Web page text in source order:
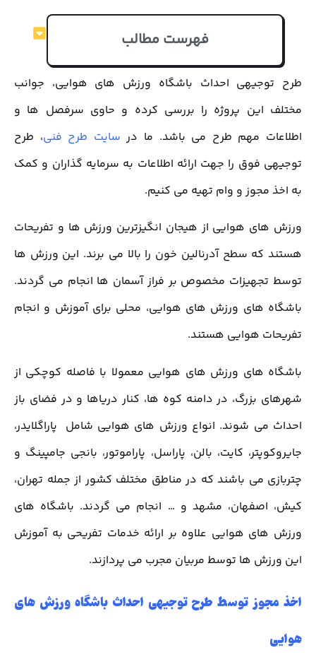
فهرست مطالب
طرح توجیهی احداث باشگاه ورزش های هوایی، جوانب
مختلف این پروژه را بررسی کرده و حاوی سرفصل ها و
اطلاعات مهم طرح می باشد. ما در سایت طرح فنی، طرح
توجیهی فوق را جهت ارائه اطلاعات به سرمایه گذاران و کمک
به اخذ مجوز و وام تهیه می کنیم.
ورزش های هوایی از هیجان انگیزترین ورزش ها و تفریحات
هستند که سطح آدرنالین خون را بالا می برند. این ورزش ها
توسط تجهیزات مخصوص بر فراز آسمان ها انجام می گردند.
باشگاه های ورزش های هوایی، محلی برای آموزش و انجام
تفریحات هوایی هستند.
باشگاه های ورزش های هوایی معمولا با فاصله کوچکی از
شهرهای بزرگ، در دامنه کوه ها، کنار دریاها و در فضای باز
احداث می شوند. انواع ورزش های هوایی شامل پاراگلایدر،
جایروکوپتر، کایت، بالن، پاراسل، پاراموتور، بانجی جامپینگ و
چتربازی می باشند که در مناطق مختلف کشور از جمله تهران،
کیش، اصفهان، مشهد و … انجام می گردند. باشگاه های
ورزش های هوایی علاوه بر ارائه خدمات تفریحی به آموزش
این ورزش ها توسط مربیان مجرب می پردازند.
اخذ مجوز توسط طرح توجیهی احداث باشگاه ورزش های
هوایی